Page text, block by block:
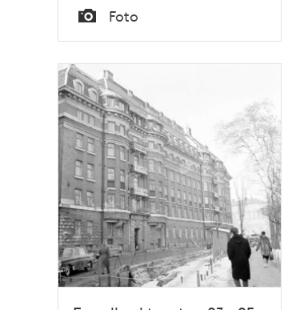
Tid
Typ
Foto